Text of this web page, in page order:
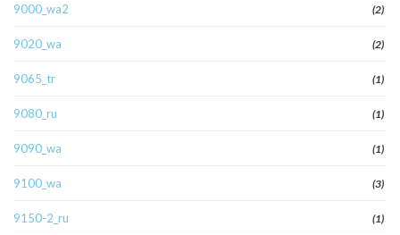
9000_wa2 (2)
9020_wa (2)
9065_tr (1)
9080_ru (1)
9090_wa (1)
9100_wa (3)
9150-2_ru (1)